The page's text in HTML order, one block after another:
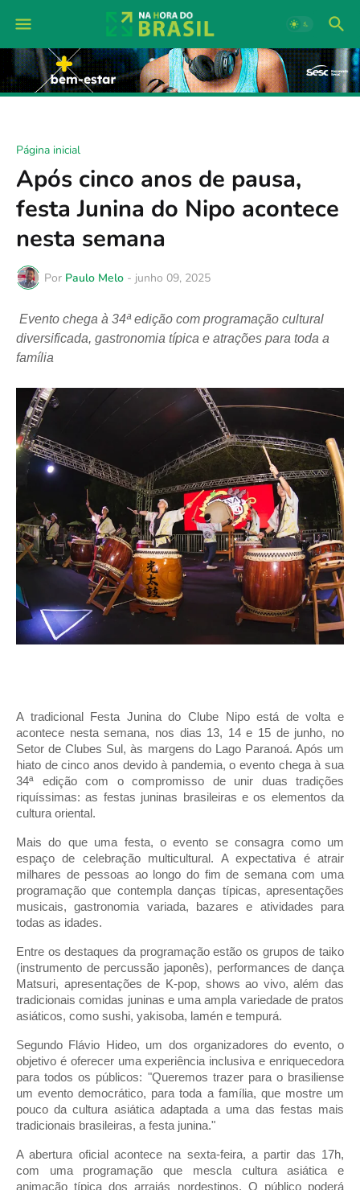
Página inicial
Após cinco anos de pausa,
festa Junina do Nipo acontece
nesta semana
Por Paulo Melo - junho 09, 2025
Evento chega à 34ª edição com programação cultural
diversificada, gastronomia típica e atrações para toda a
família
A tradicional Festa Junina do Clube Nipo está de volta e
acontece nesta semana, nos dias 13, 14 e 15 de junho, no
Setor de Clubes Sul, às margens do Lago Paranoá. Após um
hiato de cinco anos devido à pandemia, o evento chega à sua
34ª edição com o compromisso de unir duas tradições
riquíssimas: as festas juninas brasileiras e os elementos da
cultura oriental.
Mais do que uma festa, o evento se consagra como um
espaço de celebração multicultural. A expectativa é atrair
milhares de pessoas ao longo do fim de semana com uma
programação que contempla danças típicas, apresentações
musicais, gastronomia variada, bazares e atividades para
todas as idades.
Entre os destaques da programação estão os grupos de taiko
(instrumento de percussão japonês), performances de dança
Matsuri, apresentações de K-pop, shows ao vivo, além das
tradicionais comidas juninas e uma ampla variedade de pratos
asiáticos, como sushi, yakisoba, lamén e tempurá.
Segundo Flávio Hideo, um dos organizadores do evento, o
objetivo é oferecer uma experiência inclusiva e enriquecedora
para todos os públicos: "Queremos trazer para o brasiliense
um evento democrático, para toda a família, que mostre um
pouco da cultura asiática adaptada a uma das festas mais
tradicionais brasileiras, a festa junina."
A abertura oficial acontece na sexta-feira, a partir das 17h,
com uma programação que mescla cultura asiática e
animação típica dos arraiás nordestinos. O público poderá